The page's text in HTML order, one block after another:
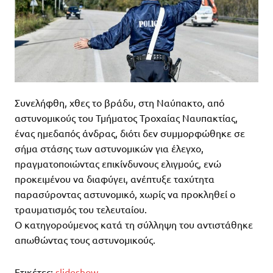
Συνελήφθη, χθες το βράδυ, στη Ναύπακτο, από
αστυνομικούς του Τμήματος Τροχαίας Ναυπακτίας,
ένας ημεδαπός άνδρας, διότι δεν συμμορφώθηκε σε
σήμα στάσης των αστυνομικών για έλεγχο,
πραγματοποιώντας επικίνδυνους ελιγμούς, ενώ
προκειμένου να διαφύγει, ανέπτυξε ταχύτητα
παρασύροντας αστυνομικό, χωρίς να προκληθεί ο
τραυματισμός του τελευταίου.
Ο κατηγορούμενος κατά τη σύλληψη του αντιστάθηκε
απωθώντας τους αστυνομικούς.